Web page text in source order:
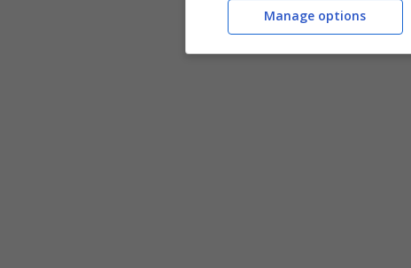
Manage options